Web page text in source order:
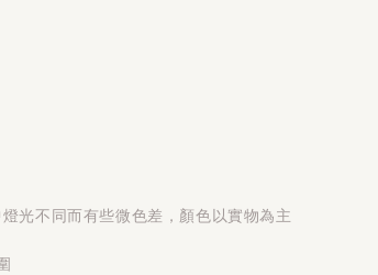
光不同而有些微色差，顏色以實物為主